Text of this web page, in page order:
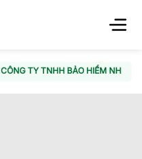
CÔNG TY TNHH BẢO HIỂM NHÂN